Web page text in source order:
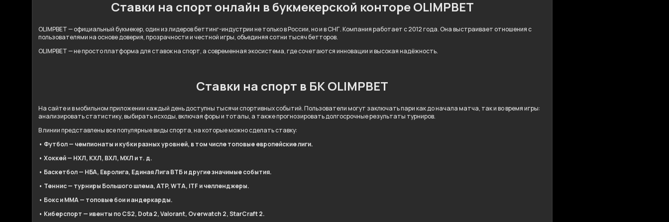
Ставки на спорт онлайн в букмекерской конторе OLIMPBET
OLIMPBET — официальный букмекер, один из лидеров беттинг-индустрии не только в России, но и в СНГ. Компания работает с 2012 года. Она выстраивает отношения с
пользователями на основе доверия, прозрачности и честной игры, объединяя сотни тысяч бетторов.
OLIMPBET — не просто платформа для ставок на спорт, а современная экосистема, где сочетаются инновации и высокая надёжность.
Ставки на спорт в БК OLIMPBET
На сайте и в мобильном приложении каждый день доступны тысячи спортивных событий. Пользователи могут заключать пари как до начала матча, так и во время игры:
анализировать статистику, выбирать исходы, включая форы и тоталы, а также прогнозировать долгосрочные результаты турниров.
В линии представлены все популярные виды спорта, на которые можно сделать ставку:
• Футбол — чемпионаты и кубки разных уровней, в том числе топовые европейские лиги.
• Хоккей — НХЛ, КХЛ, ВХЛ, МХЛ и т. д.
• Баскетбол — НБА, Евролига, Единая Лига ВТБ и другие значимые события.
• Теннис — турниры Большого шлема, ATP, WTA, ITF и челленджеры.
• Бокс и ММА — топовые бои и андеркарды.
• Киберспорт — ивенты по CS2, Dota 2, Valorant, Overwatch 2, StarCraft 2.